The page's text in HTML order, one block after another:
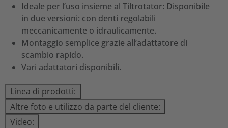
Ideale per l’uso insieme al Tiltrotator: Disponibile
in due versioni: con denti regolabili
meccanicamente o idraulicamente.
Montaggio semplice grazie all’adattatore di
scambio rapido.
Vari adattatori disponibili.
Linea di prodotti:
Altre foto e utilizzo da parte del cliente:
Video: